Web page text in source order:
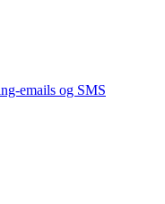
emails og SMS